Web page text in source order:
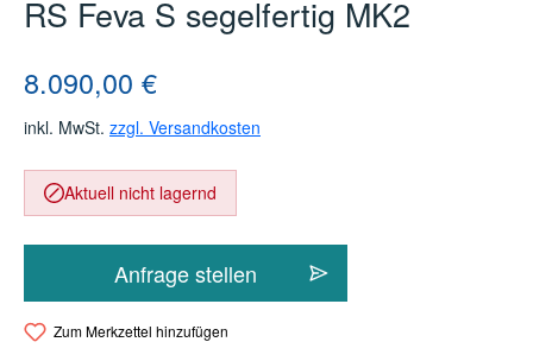
RS Feva S segelfertig MK2
Regulärer Preis:
8.090,00 €
inkl. MwSt. zzgl. Versandkosten
Aktuell nicht lagernd
Anfrage stellen
Zum Merkzettel hinzufügen